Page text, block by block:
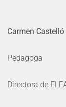
Carmen
Pedagoga
Directora de